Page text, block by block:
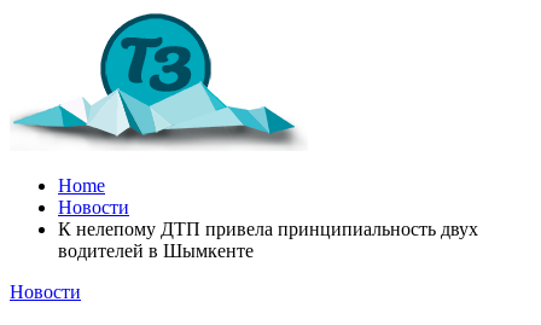
Home
Новости
К нелепому ДТП привела принципиальность двух
водителей в Шымкенте
Новости